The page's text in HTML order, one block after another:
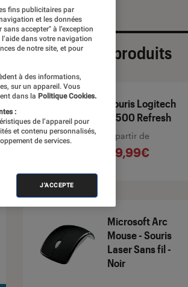
Sélection de produits
Souris Logitech
M500 Refresh
À partir de
69,99€
Microsoft Arc
Mouse - Souris
Laser Sans fil -
Noir
fins publicitaires par
et les données
accepter" à l’exception
dans votre navigation
de notre site, et pour
à des informations,
sur un appareil. Vous
dans la Politique Cookies.
:
de l’appareil pour
et contenu personnalisés,
de services.
J'ACCEPTE